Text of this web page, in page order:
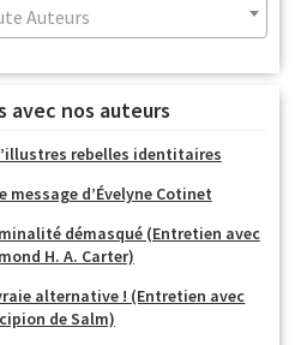
Auteurs
avec nos auteurs
rebelles identitaires
message d’Évelyne Cotinet
démasqué (Entretien avec
H. A. Carter)
alternative ! (Entretien avec
de Salm)